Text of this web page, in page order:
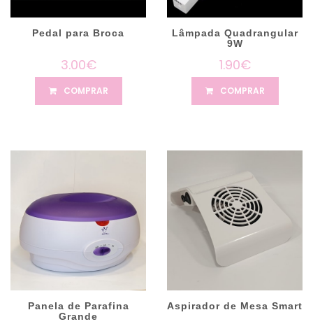
Pedal para Broca
3.00€
COMPRAR
Lâmpada Quadrangular
9W
1.90€
COMPRAR
Panela de Parafina
Grande
Aspirador de Mesa Smart